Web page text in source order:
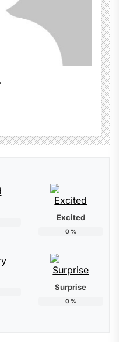
Excited
0%
Surprise
0%